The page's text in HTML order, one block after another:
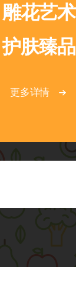
雕花艺术
护肤臻品
更多详情